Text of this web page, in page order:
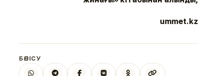
ummet.kz
БӨЛІСУ